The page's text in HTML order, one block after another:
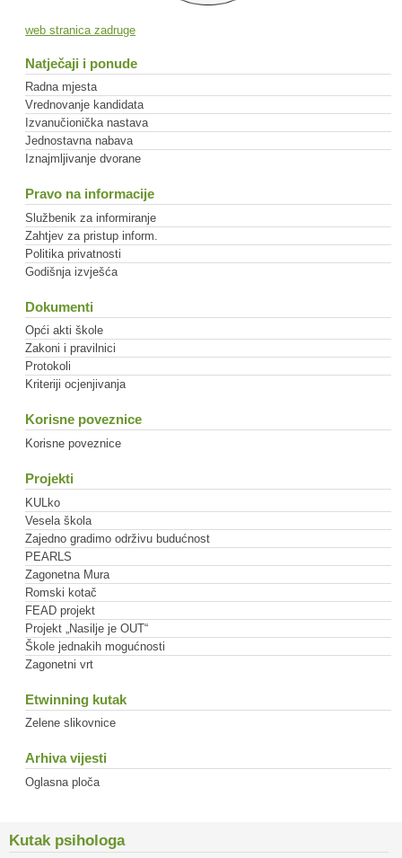
web stranica zadruge
Natječaji i ponude
Radna mjesta
Vrednovanje kandidata
Izvanučionička nastava
Jednostavna nabava
Iznajmljivanje dvorane
Pravo na informacije
Službenik za informiranje
Zahtjev za pristup inform.
Politika privatnosti
Godišnja izvješća
Dokumenti
Opći akti škole
Zakoni i pravilnici
Protokoli
Kriteriji ocjenjivanja
Korisne poveznice
Korisne poveznice
Projekti
KULko
Vesela škola
Zajedno gradimo održivu budućnost
PEARLS
Zagonetna Mura
Romski kotač
FEAD projekt
Projekt „Nasilje je OUT“
Škole jednakih mogućnosti
Zagonetni vrt
Etwinning kutak
Zelene slikovnice
Arhiva vijesti
Oglasna ploča
Kutak psihologa